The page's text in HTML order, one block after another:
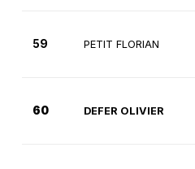
59 PETIT FLORIAN
60 DEFER OLIVIER